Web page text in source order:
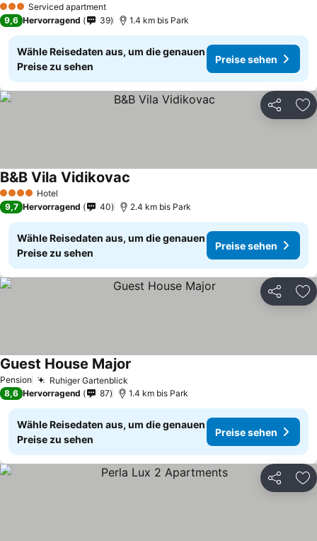
3 SterneServiced apartment
9,6 Hervorragend 39 1.4 km bis Park
Wähle Reisedaten aus, um die genauen
Preise zu sehen
Preise sehen
Teilen
4 Sterne Hotel
B&B Vila Vidikovac
9,7 Hervorragend 40 2.4 km bis Park
Wähle Reisedaten aus, um die genauen
Preise zu sehen
Preise sehen
Teilen
Pension Ruhiger Gartenblick
Guest House Major
8,6 Hervorragend 87 1.4 km bis Park
Wähle Reisedaten aus, um die genauen
Preise zu sehen
Preise sehen
Teilen